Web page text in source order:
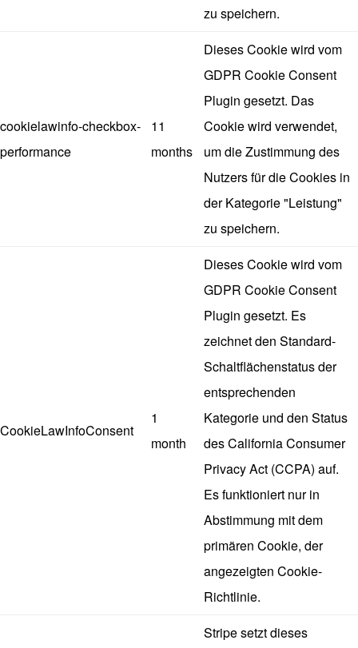
zu speichern.
cookielawinfo-checkbox-
performance
11
months
Dieses Cookie wird vom
GDPR Cookie Consent
Plugin gesetzt. Das
Cookie wird verwendet,
um die Zustimmung des
Nutzers für die Cookies in
der Kategorie "Leistung"
zu speichern.
CookieLawInfoConsent
1
month
Dieses Cookie wird vom
GDPR Cookie Consent
Plugin gesetzt. Es
zeichnet den Standard-
Schaltflächenstatus der
entsprechenden
Kategorie und den Status
des California Consumer
Privacy Act (CCPA) auf.
Es funktioniert nur in
Abstimmung mit dem
primären Cookie, der
angezeigten Cookie-
Richtlinie.
Stripe setzt dieses